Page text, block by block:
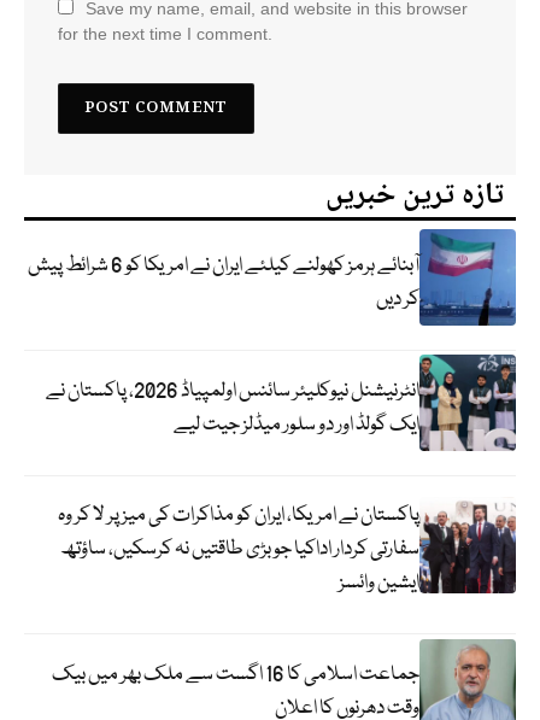
Save my name, email, and website in this browser
for the next time I comment.
تازہ ترین خبریں
آبنائے ہرمز کھولنے کیلئے ایران نے امریکا کو 6 شرائط پیش
کر دیں
انٹرنیشنل نیوکلیئر سائنس اولمپیاڈ 2026، پاکستان نے
ایک گولڈ اور دو سلور میڈلز جیت لیے
پاکستان نے امریکا، ایران کو مذاکرات کی میز پر لا کر وہ
سفارتی کردار اداکیا جو بڑی طاقتیں نہ کرسکیں، ساؤتھ
ایشین وائسز
جماعت اسلامی کا 16 اگست سے ملک بھر میں بیک
وقت دھرنوں کا اعلان